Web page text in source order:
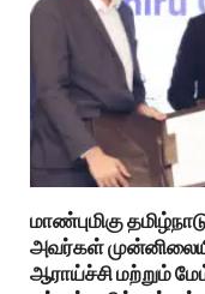
மாண்புமிகு
அவர்கள்
ஆராய்ச்சி மற்றும்